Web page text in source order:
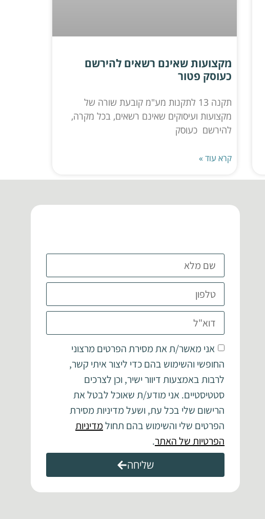
מקצועות שאינם רשאים להירשם
כעוסק פטור
תקנה 13 לתקנות מע"מ קובעת שורה של
מקצועות ועיסוקים שאינם רשאים, בכל מקרה,
להירשם כעוסק
קרא עוד »
אני מאשר/ת את מסירת הפרטים מרצוני
החופשי והשימוש בהם כדי ליצור איתי קשר,
לרבות באמצעות דיוור ישיר, וכן לצרכים
סטטיסטיים. אני מודע/ת שאוכל לבטל את
הרישום שלי בכל עת, ושעל מדיניות מסירת
הפרטים שלי והשימוש בהם תחולמדיניות
הפרטיות של האתר.
שליחה